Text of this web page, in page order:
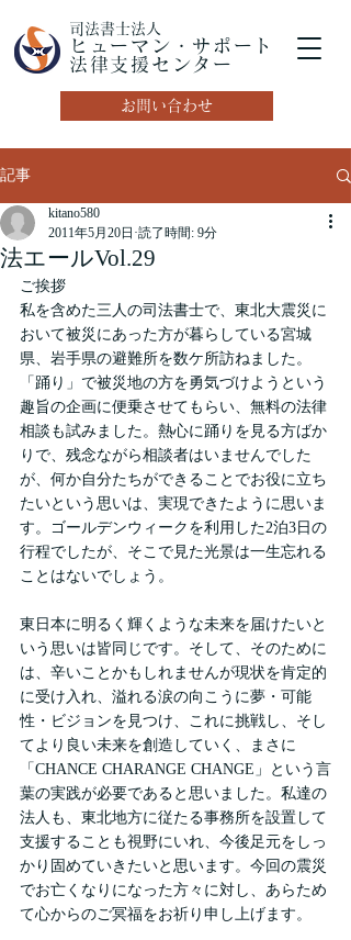
司法書士法人
ヒューマン・サポート
法律支援センター
お問い合わせ
記事
法エールVol.29
kitano580
2011年5月20日 読了時間: 9分
ご挨拶
私を含めた三人の司法書士で、東北大震災に
おいて被災にあった方が暮らしている宮城
県、岩手県の避難所を数ケ所訪ねました。
「踊り」で被災地の方を勇気づけようという
趣旨の企画に便乗させてもらい、無料の法律
相談も試みました。熱心に踊りを見る方ばか
りで、残念ながら相談者はいませんでした
が、何か自分たちができることでお役に立ち
たいという思いは、実現できたように思いま
す。ゴールデンウィークを利用した2泊3日の
行程でしたが、そこで見た光景は一生忘れる
ことはないでしょう。
東日本に明るく輝くような未来を届けたいと
いう思いは皆同じです。そして、そのために
は、辛いことかもしれませんが現状を肯定的
に受け入れ、溢れる涙の向こうに夢・可能
性・ビジョンを見つけ、これに挑戦し、そし
てより良い未来を創造していく、まさに
「CHANCE CHARANGE CHANGE」という言
葉の実践が必要であると思いました。私達の
法人も、東北地方に従たる事務所を設置して
支援することも視野にいれ、今後足元をしっ
かり固めていきたいと思います。今回の震災
でお亡くなりになった方々に対し、あらため
て心からのご冥福をお祈り申し上げます。